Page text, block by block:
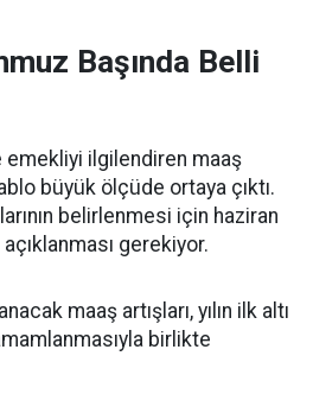
Başında Belli
ilgilendiren maaş
büyük ölçüde ortaya çıktı.
belirlenmesi için haziran
gerekiyor.
maaş artışları, yılın ilk altı
birlikte